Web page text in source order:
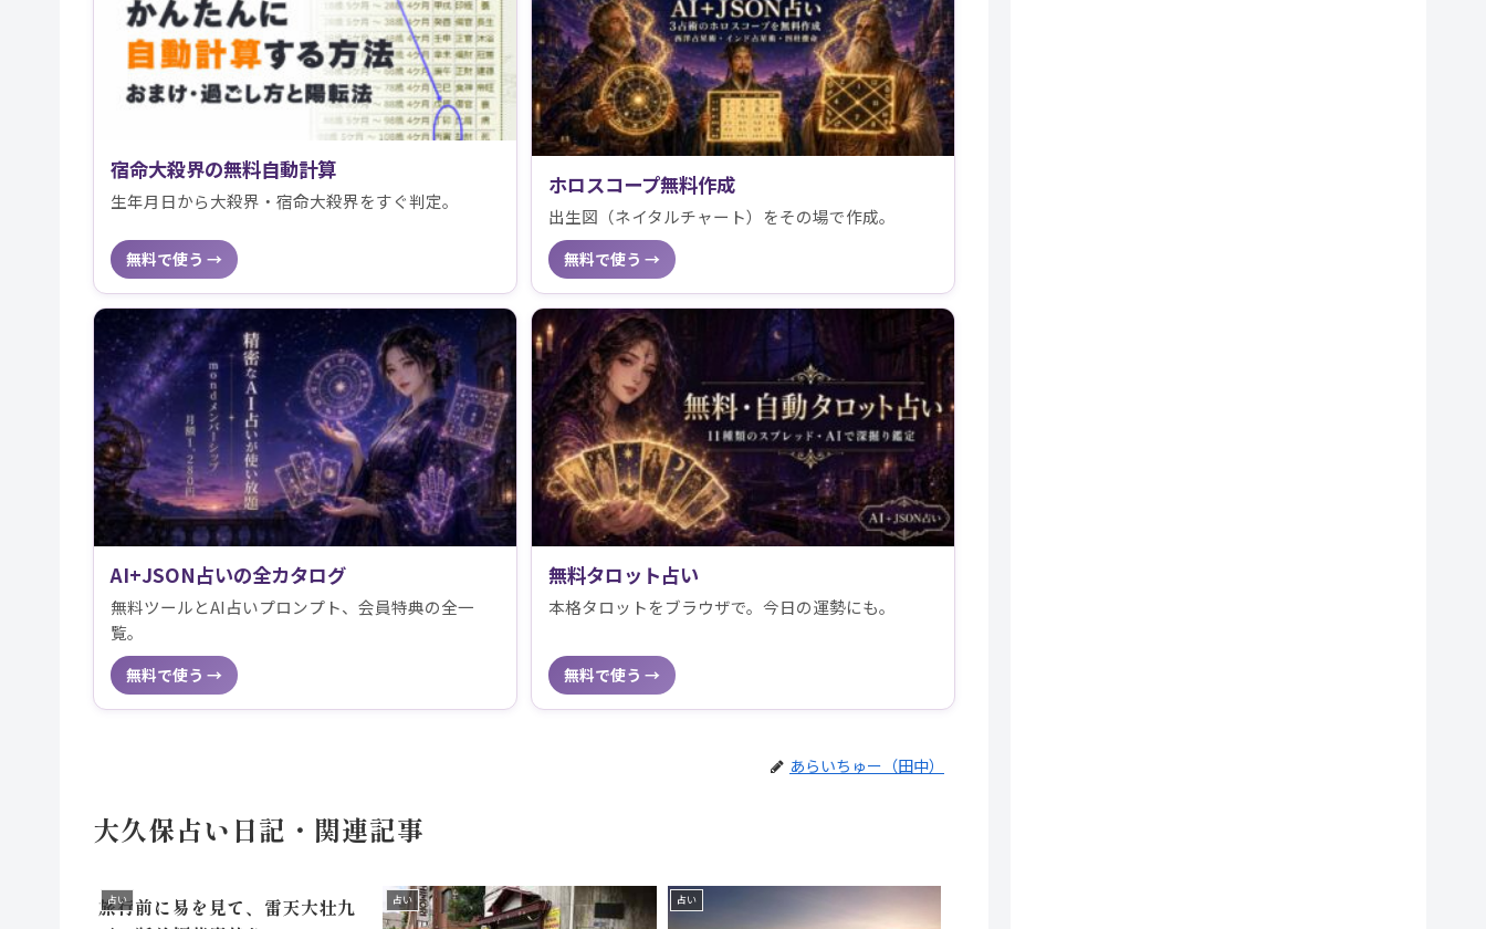
宿命大殺界の無料自動計算
生年月日から大殺界・宿命大殺界をすぐ判定。
無料で使う →
ホロスコープ無料作成
出生図（ネイタルチャート）をその場で作成。
無料で使う →
AI+JSON占いの全カタログ
無料ツールとAI占いプロンプト、会員特典の全一
覧。
無料で使う →
無料タロット占い
本格タロットをブラウザで。今日の運勢にも。
無料で使う →
あらいちゅー（田中）
大久保占い日記・関連記事
占い
旅行前に易を見て、雷天大壮九
占い 占い